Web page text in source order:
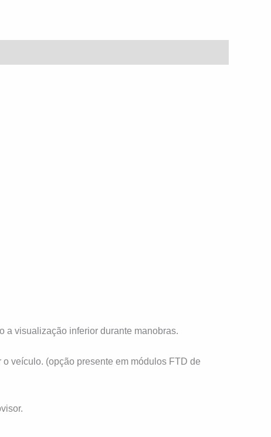
a visualização inferior durante manobras.
veículo. (opção presente em módulos FTD de